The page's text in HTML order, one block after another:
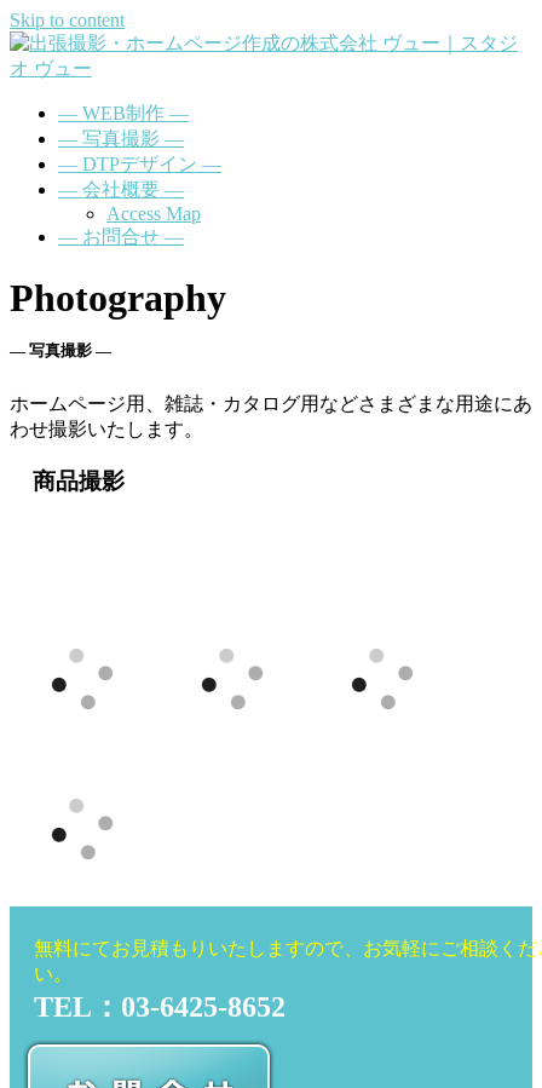
Skip to content
― WEB制作 ―
― 写真撮影 ―
― DTPデザイン ―
― 会社概要 ―
Access Map
― お問合せ ―
Photography
― 写真撮影 ―
ホームページ用、雑誌・カタログ用などさまざまな用途にあ
わせ撮影いたします。
商品撮影
無料にてお見積もりいたしますので、お気軽にご相談くだ
い。
TEL：03-6425-8652